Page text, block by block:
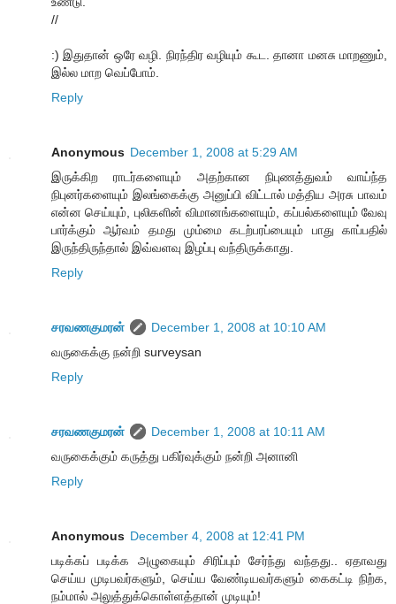
//
:) இதுதான் ஒரே வழி. நிரந்திர வழியும் கூட. தானா மனசு மாறணும்,
இல்ல மாற வெப்போம்.
Reply
Anonymous December 1, 2008 at 5:29 AM
இருக்கிற ராடர்களையும் அதற்கான நிபுணத்துவம் வாய்ந்த
நிபுனர்களையும் இலங்கைக்கு அனுப்பி விட்டால் மத்திய அரசு பாவம்
என்ன செய்யும், புலிகளின் விமானங்களையும், கப்பல்களையும் வேவு
பார்க்கும் ஆர்வம் தமது மும்மை கடற்பரப்பையும் பாது காப்பதில்
இருந்திருந்தால் இவ்வளவு இழப்பு வந்திருக்காது.
Reply
சரவணகுமரன்
December 1, 2008 at 10:10 AM
வருகைக்கு நன்றி surveysan
Reply
சரவணகுமரன்
December 1, 2008 at 10:11 AM
வருகைக்கும் கருத்து பகிர்வுக்கும் நன்றி அனானி
Reply
Anonymous December 4, 2008 at 12:41 PM
படிக்கப் படிக்க அழுகையும் சிரிப்பும் சேர்ந்து வந்தது.. ஏதாவது
செய்ய முடிபவர்களும், செய்ய வேண்டியவர்களும் கைகட்டி நிற்க,
நம்மால் அலுத்துக்கொள்ளத்தான் முடியும்!